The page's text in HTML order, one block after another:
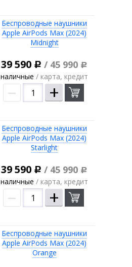
Беспроводные наушники
Apple AirPods Max (2024)
Midnight
39 590 Р / 45 990 Р
наличные/ карта, кредит
– +
Беспроводные наушники
Apple AirPods Max (2024)
Starlight
39 590 Р / 45 990 Р
наличные/ карта, кредит
– +
Беспроводные наушники
Apple AirPods Max (2024)
Orange